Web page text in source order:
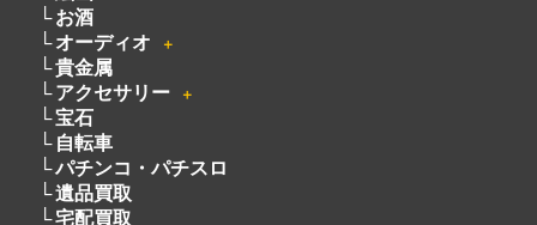
宝石
自転車
パチンコ・パチスロ
遺品買取
宅配買取
不用品買取
買取方法
会社概要